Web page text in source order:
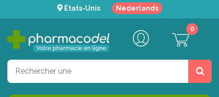
États-Unis Nederlands
0